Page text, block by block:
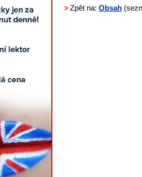
>Zpět na: Obsah